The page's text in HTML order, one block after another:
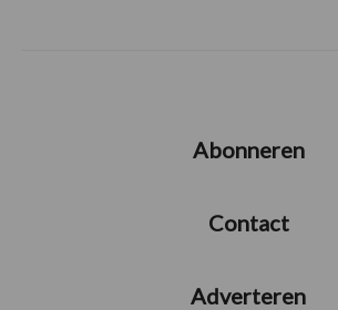
Abonneren
Contact
Adverteren